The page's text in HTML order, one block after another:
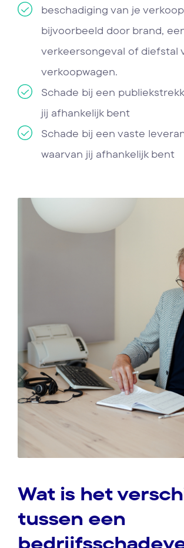
beschadiging van je
bijvoorbeeld door brand,
verkeersongeval of diefstal
verkoopwagen.
Schade bij een
jij afhankelijk bent
Schade bij een vaste
waarvan jij afhankelijk bent
Wat is het
tussen een